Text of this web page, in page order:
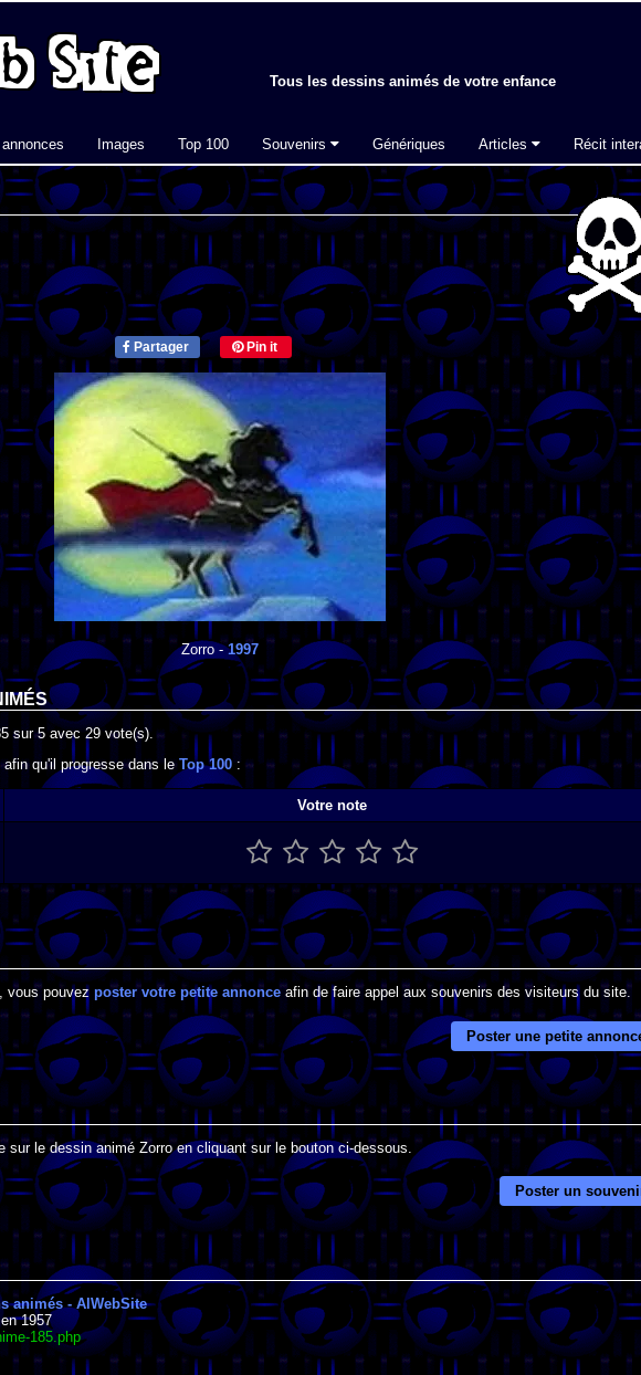
Tous les dessins animés de votre enfance
Images Top 100 Souvenirs Génériques Articles Récit
Partager Pin it
Zorro-1997
sur5 avec29 vote(s).
qu'il progresse dans leTop 100:
Votre note
vous pouvez poster votre petite annonceafin de faire appel aux souvenirs des visiteurs du site.
Poster une petite
sur le dessin animé Zorro en cliquant sur le bouton ci-dessous.
Poster un
animés - AlWebSite
1957
185.php